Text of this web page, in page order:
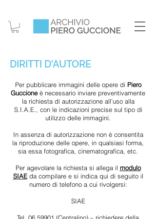
DIRITTI D'AUTORE
Per pubblicare immagini delle opere di Piero
Guccioneè necessario inviare preventivamente
la richiesta di autorizzazione all’uso alla
S.I.A.E., con le indicazioni precise sul tipo di
utilizzo delle immagini.
In assenza di autorizzazione non è consentita
la riproduzione delle opere, in qualsiasi forma,
sia essa fotografica, cinematografica, etc.
Per agevolare la richiesta si allega il modulo
SIAEda compilare e si indica qui di seguito il
numero di telefono a cui rivolgersi:
SIAE
Tel. 06 59901 (Centralino) – richiedere della